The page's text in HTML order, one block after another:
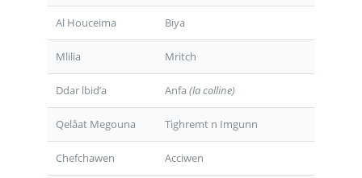
Al Houceima Biya
Mlilia Mritch
Ddar lbid’a Anfa (la colline)
Qelâat Megouna Tighremt n Imgunn
Chefchawen Acciwen